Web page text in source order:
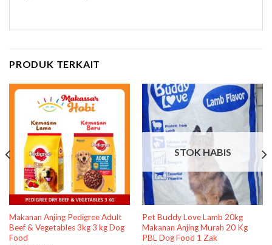
PRODUK TERKAIT
Makanan Anjing Pedigree Adult
Beef & Vegetables 3kg 3 kg Dog
Food
STOK HABIS
Pet Buddy Love Lamb 20kg
Makanan Anjing Murah 20 Kg
PBL Dog Food 1 Zak